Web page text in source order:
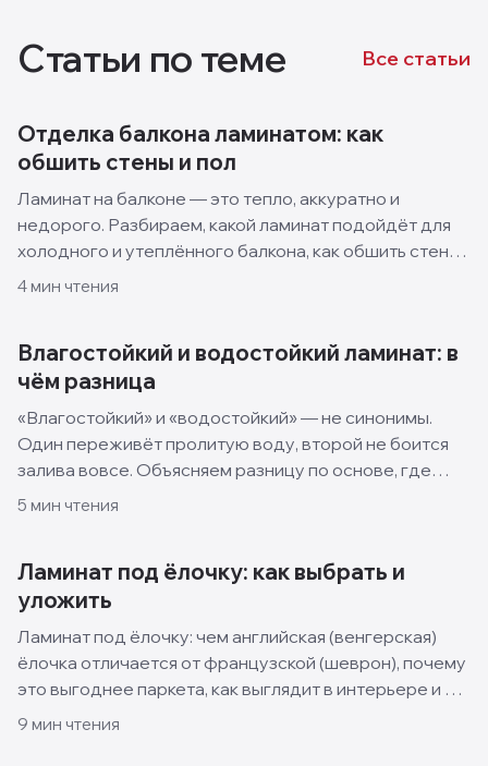
Статьи по теме Все статьи
Отделка балкона ламинатом: как
обшить стены и пол
Ламинат на балконе — это тепло, аккуратно и
недорого. Разбираем, какой ламинат подойдёт для
холодного и утеплённого балкона, как обшить стены
и пол своими руками и какие решения смотрятся
4мин чтения
Влагостойкий и водостойкий ламинат: в
чём разница
«Влагостойкий» и «водостойкий» — не синонимы.
Один переживёт пролитую воду, второй не боится
залива вовсе. Объясняем разницу по основе, где
какой класть и что выбрать на кухню.
5 мин чтения
Ламинат под ёлочку: как выбрать и
уложить
Ламинат под ёлочку: чем английская (венгерская)
ёлочка отличается от французской (шеврон), почему
это выгоднее паркета, как выглядит в интерьере и в
чём сложность укладки.
9 мин чтения